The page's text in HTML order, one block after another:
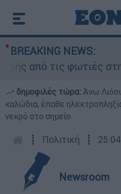
BREAKING NEWS:
από τις φωτιές στη
δημοφιλές τώρα: Άνω
καλώδια, έπαθε
νεκρό στο σημείο
┋ Πολιτική ┋
Newsroom